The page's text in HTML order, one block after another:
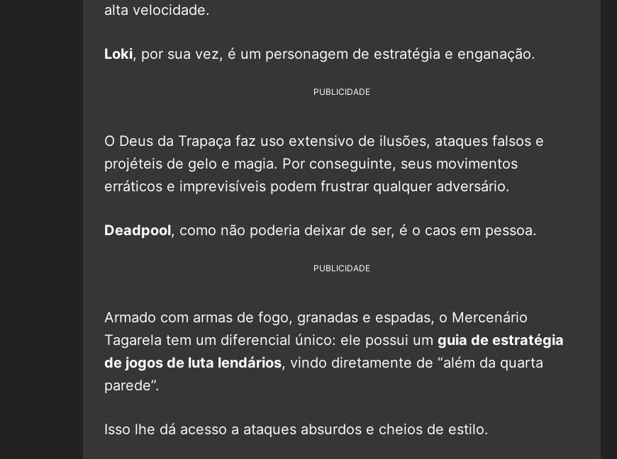
alta velocidade.
Loki, por sua vez, é um personagem de estratégia e enganação.
PUBLICIDADE
O Deus da Trapaça faz uso extensivo de ilusões, ataques falsos e
projéteis de gelo e magia. Por conseguinte, seus movimentos
erráticos e imprevisíveis podem frustrar qualquer adversário.
Deadpool, como não poderia deixar de ser, é o caos em pessoa.
PUBLICIDADE
Armado com armas de fogo, granadas e espadas, o Mercenário
Tagarela tem um diferencial único: ele possui um guia de estratégia
de jogos de luta lendários, vindo diretamente de “além da quarta
parede”.
Isso lhe dá acesso a ataques absurdos e cheios de estilo.